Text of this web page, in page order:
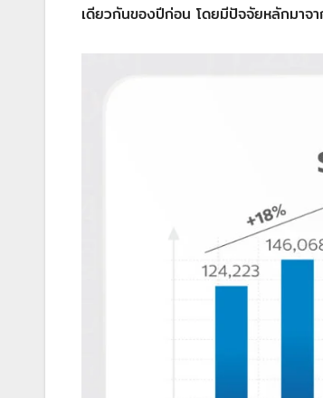
เดียวกันของปีก่อน โดยมีปัจจัยหลักมาจ